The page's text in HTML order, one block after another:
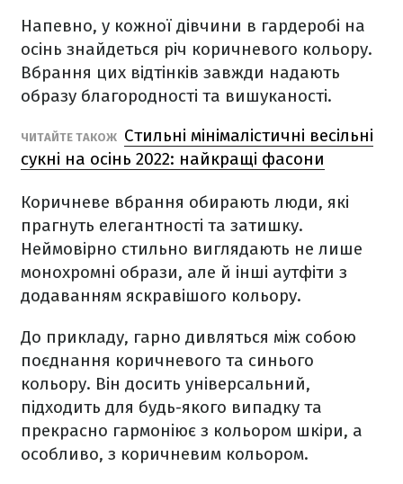
Напевно, у кожної дівчини в гардеробі на
осінь знайдеться річ коричневого кольору.
Вбрання цих відтінків завжди надають
образу благородності та вишуканості.
ЧИТАЙТЕ ТАКОЖ Стильні мінімалістичні весільні
сукні на осінь 2022: найкращі фасони
Коричневе вбрання обирають люди, які
прагнуть елегантності та затишку.
Неймовірно стильно виглядають не лише
монохромні образи, але й інші аутфіти з
додаванням яскравішого кольору.
До прикладу, гарно дивляться між собою
поєднання коричневого та синього
кольору. Він досить універсальний,
підходить для будь-якого випадку та
прекрасно гармоніює з кольором шкіри, а
особливо, з коричневим кольором.